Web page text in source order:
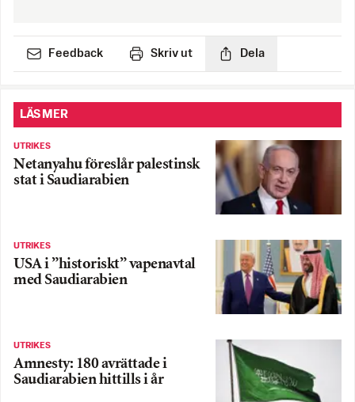
Feedback Skriv ut Dela
LÄS MER
UTRIKES
Netanyahu föreslår palestinsk
stat i Saudiarabien
UTRIKES
USA i ”historiskt” vapenavtal
med Saudiarabien
UTRIKES
Amnesty: 180 avrättade i
Saudiarabien hittills i år